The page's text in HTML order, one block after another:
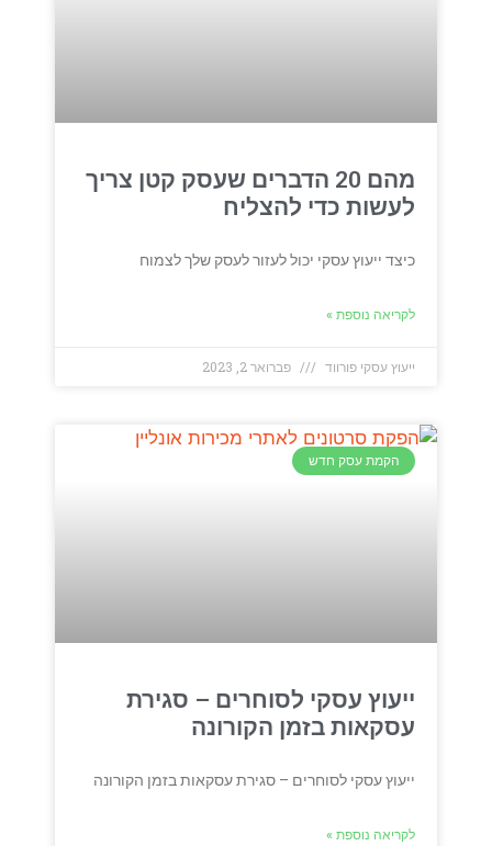
מהם 20 הדברים שעסק קטן צריך
לעשות כדי להצליח
כיצד ייעוץ עסקי יכול לעזור לעסק שלך לצמוח
לקריאה נוספת »
ייעוץ עסקי פורווד פברואר 2, 2023
הקמת עסק חדש
ייעוץ עסקי לסוחרים – סגירת
עסקאות בזמן הקורונה
ייעוץ עסקי לסוחרים – סגירת עסקאות בזמן הקורונה
לקריאה נוספת »